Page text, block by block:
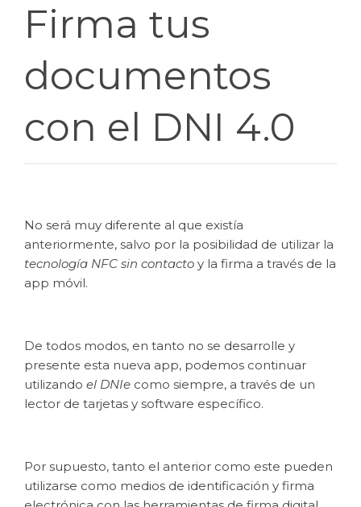
Firma tus
documentos
con el DNI 4.0
No será muy diferente al que existía
anteriormente, salvo por la posibilidad de utilizar la
tecnología NFC sin contacto y la firma a través de la
app móvil.
De todos modos, en tanto no se desarrolle y
presente esta nueva app, podemos continuar
utilizando el DNIe como siempre, a través de un
lector de tarjetas y software específico.
Por supuesto, tanto el anterior como este pueden
utilizarse como medios de identificación y firma